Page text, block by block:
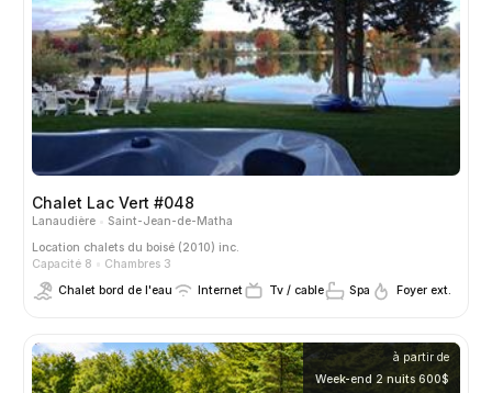
Chalet Lac Vert #048
Lanaudière
Saint-Jean-de-Matha
Location chalets du boisé (2010) inc.
Capacité 8
Chambres 3
Chalet bord de l'eau
Internet Tv / cable Spa Foyer ext.
à partir de
Week-end 2 nuits 600$